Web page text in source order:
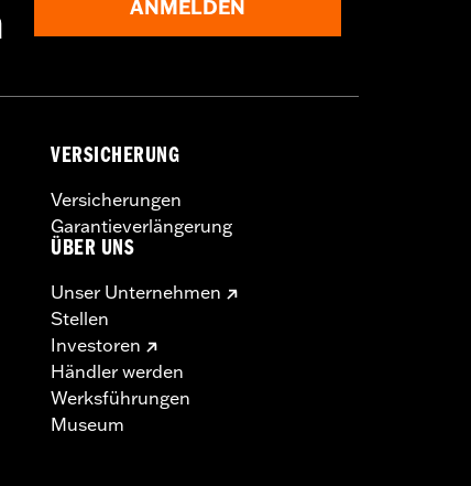
ANMELDEN
VERSICHERUNG
Versicherungen
Garantieverlängerung
ÜBER UNS
Unser Unternehmen
Stellen
Investoren
Händler werden
Werksführungen
Museum